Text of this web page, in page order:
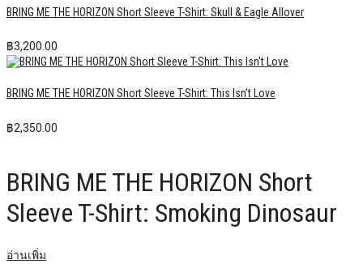
BRING ME THE HORIZON Short Sleeve T-Shirt: Skull & Eagle Allover
฿3,200.00
BRING ME THE HORIZON Short Sleeve T-Shirt: This Isn’t Love
฿2,350.00
BRING ME THE HORIZON Short
Sleeve T-Shirt: Smoking Dinosaur
อ่านเพิ่ม